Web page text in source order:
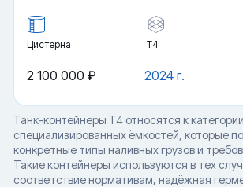
Цистерна Т4
2024 г.
2 100 000 ₽
Танк-контейнеры T4 относятся к категории
специализированных ёмкостей, которые
конкретные типы наливных грузов и
Такие контейнеры используются в тех
соответствие нормативам, надёжная